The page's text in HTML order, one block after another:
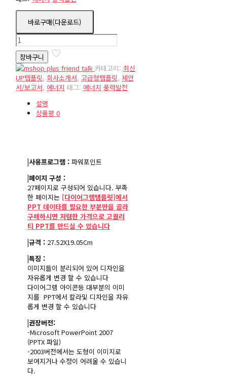
바로구매(다운로드)
pb191
수
량장바구니
카테고리: 최신
UP템플릿, 회사소개서, 고급형템플릿, 제안
서/보고서, 에너지 태그: 에너지 풍력발전
설명
상품평 0
|사용프로그램 : 파워포인트
|페이지 구성 :
27페이지로 구성되어 있습니다. 부족
한 페이지는 [다이어그램템플릿]에서
PPT 데이타를 필요한 부분만을 골라
구매하시면 저렴한 가격으로 고퀄리
티 PPT를 만드실 수 있습니다
|규격 : 27.52X19.05Cm
|특징 :
이미지들이 분리되어 있어 디자인을
자유롭게 변경 할 수 있습니다
다이어그램 아이콘등 대부분의 이미
지를 PPT에서 칼라및 디자인을 자유
롭게 변경 할 수 있습니다
|권장버전:
-Microsoft PowerPoint 2007
(PPTX 파일)
-2003버전에서는 도형이 이미지로
보여지거나 수정이 어려울 수 있습니
다.